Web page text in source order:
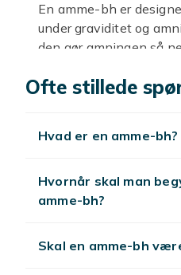
En amme-bh er
under graviditet og
den gør amningen så
du kan amme diskret
sig. Her finder du
Sådan vælger du
Under graviditet og
Ofte stillede
Hvad er en amme-bh?
Hvornår skal man
amme-bh?
Skal en amme-bh